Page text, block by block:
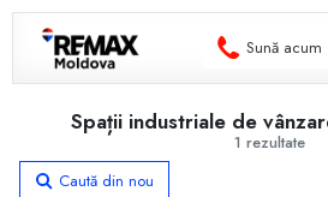
Sună acum
1 rezultate
Spații industriale de
Caută din nou